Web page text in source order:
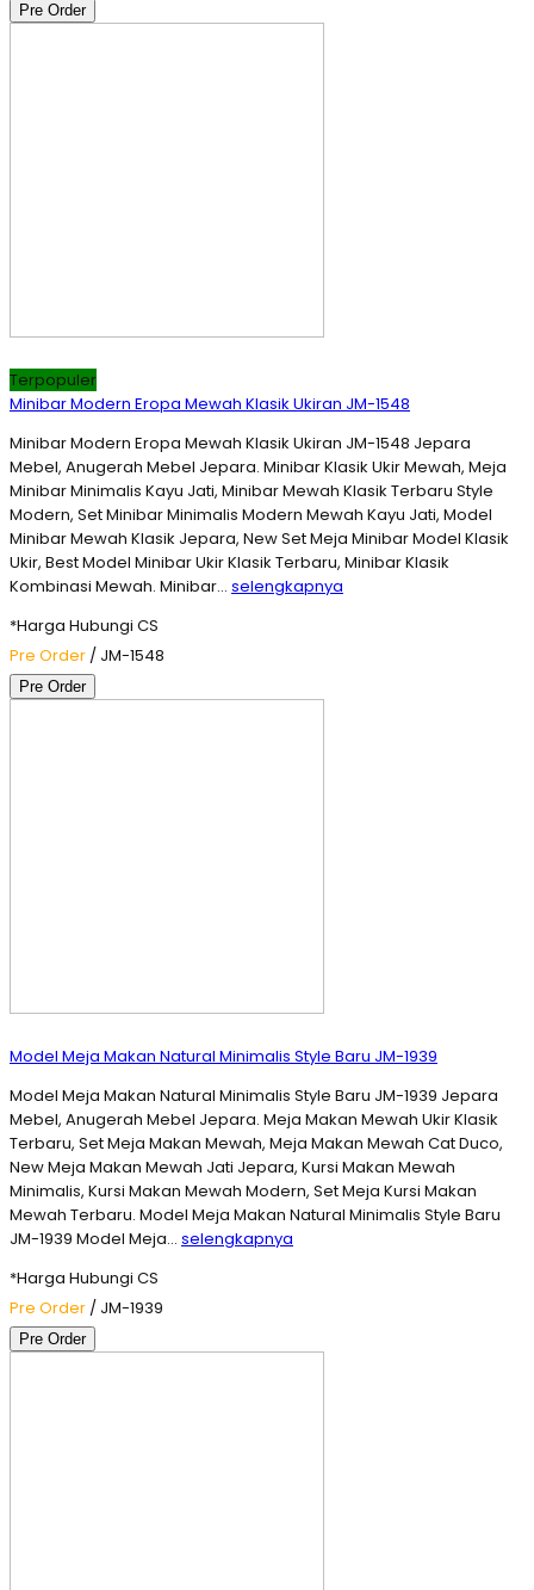
Pre Order
Terpopuler
Minibar Modern Eropa Mewah Klasik Ukiran JM-1548
Minibar Modern Eropa Mewah Klasik Ukiran JM-1548 Jepara
Mebel, Anugerah Mebel Jepara. Minibar Klasik Ukir Mewah, Meja
Minibar Minimalis Kayu Jati, Minibar Mewah Klasik Terbaru Style
Modern, Set Minibar Minimalis Modern Mewah Kayu Jati, Model
Minibar Mewah Klasik Jepara, New Set Meja Minibar Model Klasik
Ukir, Best Model Minibar Ukir Klasik Terbaru, Minibar Klasik
Kombinasi Mewah. Minibar… selengkapnya
*Harga Hubungi CS
Pre Order / JM-1548
Pre Order
Model Meja Makan Natural Minimalis Style Baru JM-1939
Model Meja Makan Natural Minimalis Style Baru JM-1939 Jepara
Mebel, Anugerah Mebel Jepara. Meja Makan Mewah Ukir Klasik
Terbaru, Set Meja Makan Mewah, Meja Makan Mewah Cat Duco,
New Meja Makan Mewah Jati Jepara, Kursi Makan Mewah
Minimalis, Kursi Makan Mewah Modern, Set Meja Kursi Makan
Mewah Terbaru. Model Meja Makan Natural Minimalis Style Baru
JM-1939 Model Meja… selengkapnya
*Harga Hubungi CS
Pre Order / JM-1939
Pre Order